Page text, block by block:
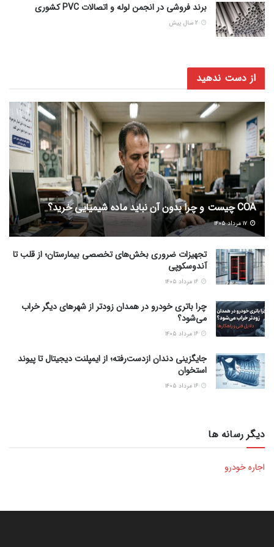
برند فروشی در انجمن لوله و اتصالات PVC کشوری
از دست ندهید
COA چیست و چرا بدون آن نباید ماده شیمیایی خرید؟
تجهیزات ضروری بخش‌های تخصصی بیمارستان؛ از قلب تا
آندوسکوپی
چرا باتری خودرو در همدان زودتر از شهرهای دیگر خراب
می‌شود؟
جایگزینی دندان ازدست‌رفته؛ از ایمپلنت دیجیتال تا پیوند
استخوان
دیگر رسانه ها
اجاره خودرو